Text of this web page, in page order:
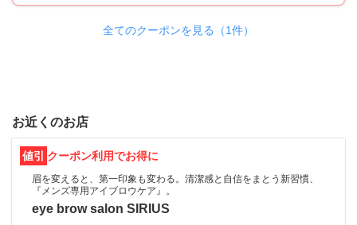
全てのクーポンを見る（1件）
お近くのお店
値引 クーポン利用でお得に
眉を変えると、第一印象も変わる。清潔感と自信をまとう新習慣、
『メンズ専用アイブロウケア』。
eye brow salon SIRIUS